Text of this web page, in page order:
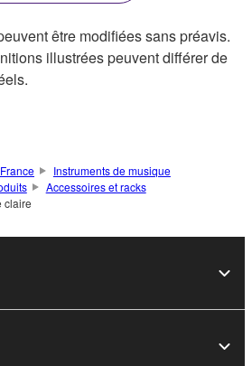
être modifiées sans préavis.
illustrées peuvent différer de
Instruments de musique
Accessoires et racks
claire